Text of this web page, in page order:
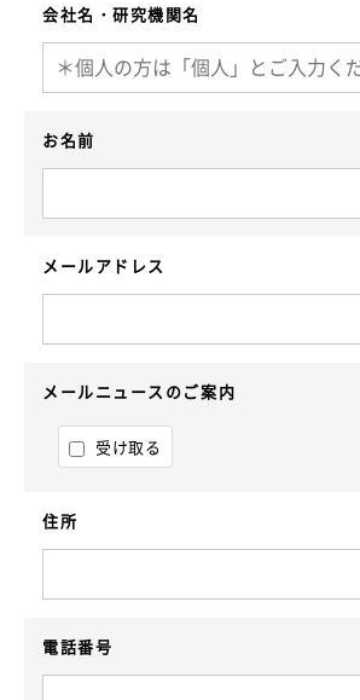
会社名・研究機関名
お名前
メールアドレス
メールニュースのご案内
受け取る
住所
電話番号